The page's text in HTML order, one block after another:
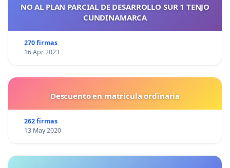
NO AL PLAN PARCIAL DE DESARROLLO SUR 1 TENJO
CUNDINAMARCA
270 firmas
16 Apr 2023
Descuento en matricula ordinaria
262 firmas
13 May 2020